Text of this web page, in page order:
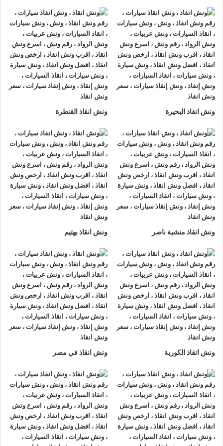
ونش انقاذ سيارات الروادلأنقاذ السيارات اسرع و ارخصونش انقاذ
سيارات في الدراسة بخصم 50% اتصل بنا الان ليصلك
اقرب ونش
انقاذ سيارات في الدراسةهناك العديد من الظروف الطارئة التي قد
تحدث لنا اثناء القيادة علي الطريق فمن الممكن ان تتعرض لحادث
سير مفاجي او ان تتعطل سيارتك وقد تحتاج الي نقلها الي اقرب
مركز صيانة او توكيل.
أذا كنت تبحث عن ونش انقاذ سيارات في الدراسة اتصل بنا الان
علي 01063144040
01093018585
–
01120018852
ونش انقاذ , ونش انقاذ سيارات
ونش انقاذ الدراسة
ونش انقاذ الدراسةنقدم خدمة المساعدة على الطريق بسرعة
وبأسعار معقولة ، وخدمةإنقاذ السياراتفي الدراسة و على جميع
الطرق و لدينا فريق من السائقين الوناشين ذوي الخبرة والمدربين
ونش انقاذ البحيرة ونش انقاذ القنطرة
ونش انقاذ منشية ناصر ونش انقاذ بهتيم
ونش انقاذ الكوربة ونش انقاذ في مصر